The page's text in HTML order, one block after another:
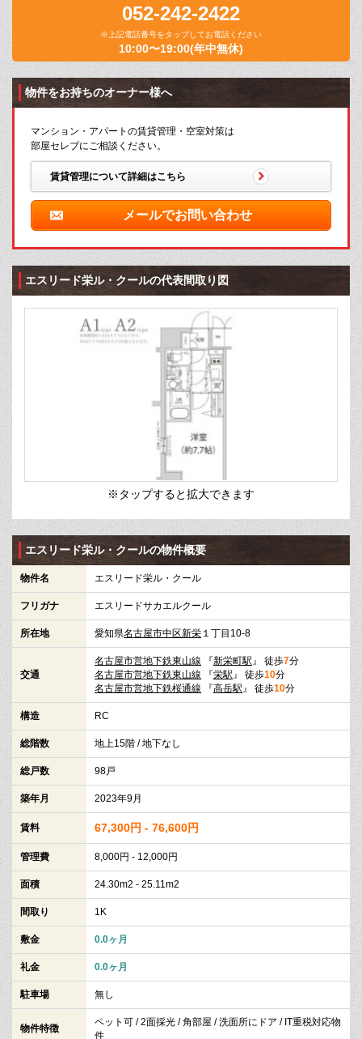
052-242-2422
※上記電話番号をタップしてお電話ください
10:00〜19:00(年中無休)
物件をお持ちのオーナー様へ
マンション・アパートの賃貸管理・空室対策は
部屋セレブにご相談ください。
賃貸管理について詳細はこちら
メールでお問い合わせ
エスリード栄ル・クールの代表間取り図
※タップすると拡大できます
エスリード栄ル・クールの物件概要
物件名 エスリード栄ル・クール
フリガナ エスリードサカエルクール
所在地 愛知県名古屋市中区新栄 １丁目10-8
交通
名古屋市営地下鉄東山線 『新栄町駅 』 徒歩7分
名古屋市営地下鉄東山線 『栄駅 』 徒歩10分
名古屋市営地下鉄桜通線 『高岳駅 』 徒歩10分
構造 RC
総階数 地上15階 / 地下なし
総戸数 98戸
築年月 2023年9月
賃料 67,300円 - 76,600円
管理費 8,000円 - 12,000円
面積 24.30m2 - 25.11m2
間取り 1K
敷金 0.0ヶ月
礼金 0.0ヶ月
駐車場 無し
物件特徴
ペット可 / 2面採光 / 角部屋 / 洗面所にドア / IT重税対応物
件